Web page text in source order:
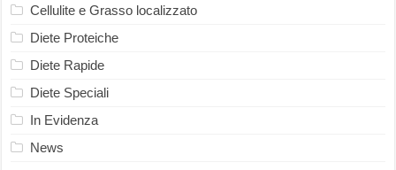
Cellulite e Grasso localizzato
Diete Proteiche
Diete Rapide
Diete Speciali
In Evidenza
News